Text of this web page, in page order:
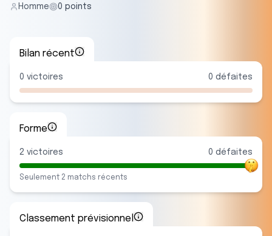
Homme 0 points
Bilan récent
0 victoires 0 défaites
Forme
2 victoires 0 défaites
Seulement 2 matchs récents
Classement prévisionnel